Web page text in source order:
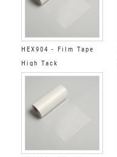
HEX904 - Film Tape
High Tack